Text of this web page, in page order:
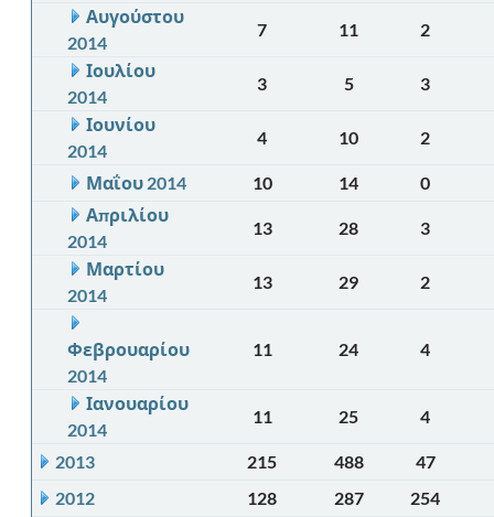
Αυγούστου
2014
7 11
2
Ιουλίου
2014
3 5
3
Ιουνίου
2014
4 10 2
Μαΐου 2014 10 14
0
Απριλίου
2014
13 28
3
Μαρτίου
2014
13 29 2
Φεβρουαρίου
2014
11 24 4
Ιανουαρίου
2014
11 25 4
2013 215 488
47
2012
128 287
254